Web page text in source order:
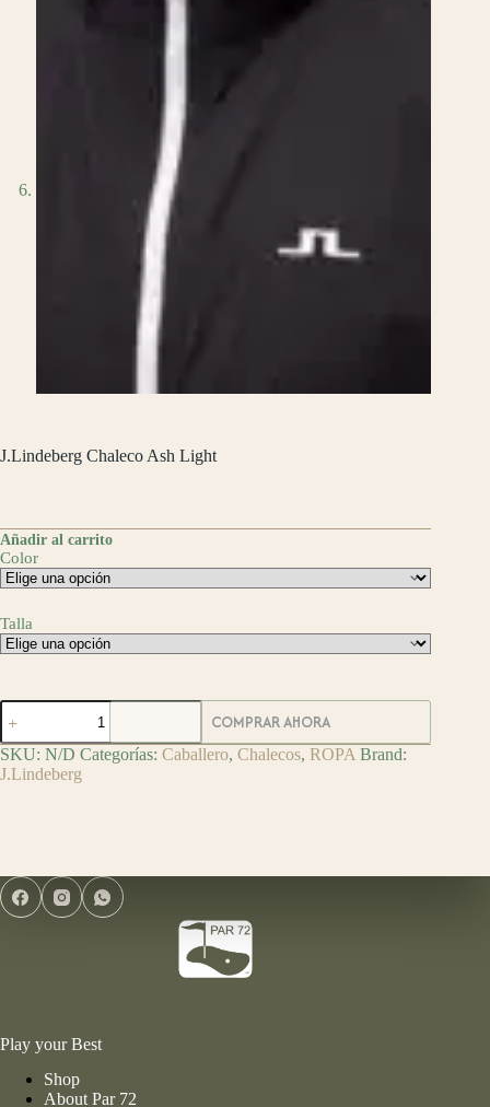
J.Lindeberg Chaleco Ash Light
Añadir al carrito
Color
Talla
J.Lindeberg
Chaleco
Ash
Light
cantidad
COMPRAR AHORA
SKU: N/D Categorías: Caballero, Chalecos, ROPA Brand:
J.Lindeberg
Play your Best
Shop
About Par 72